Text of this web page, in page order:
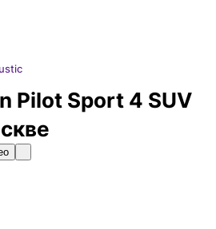
Pilot Sport 4 SUV